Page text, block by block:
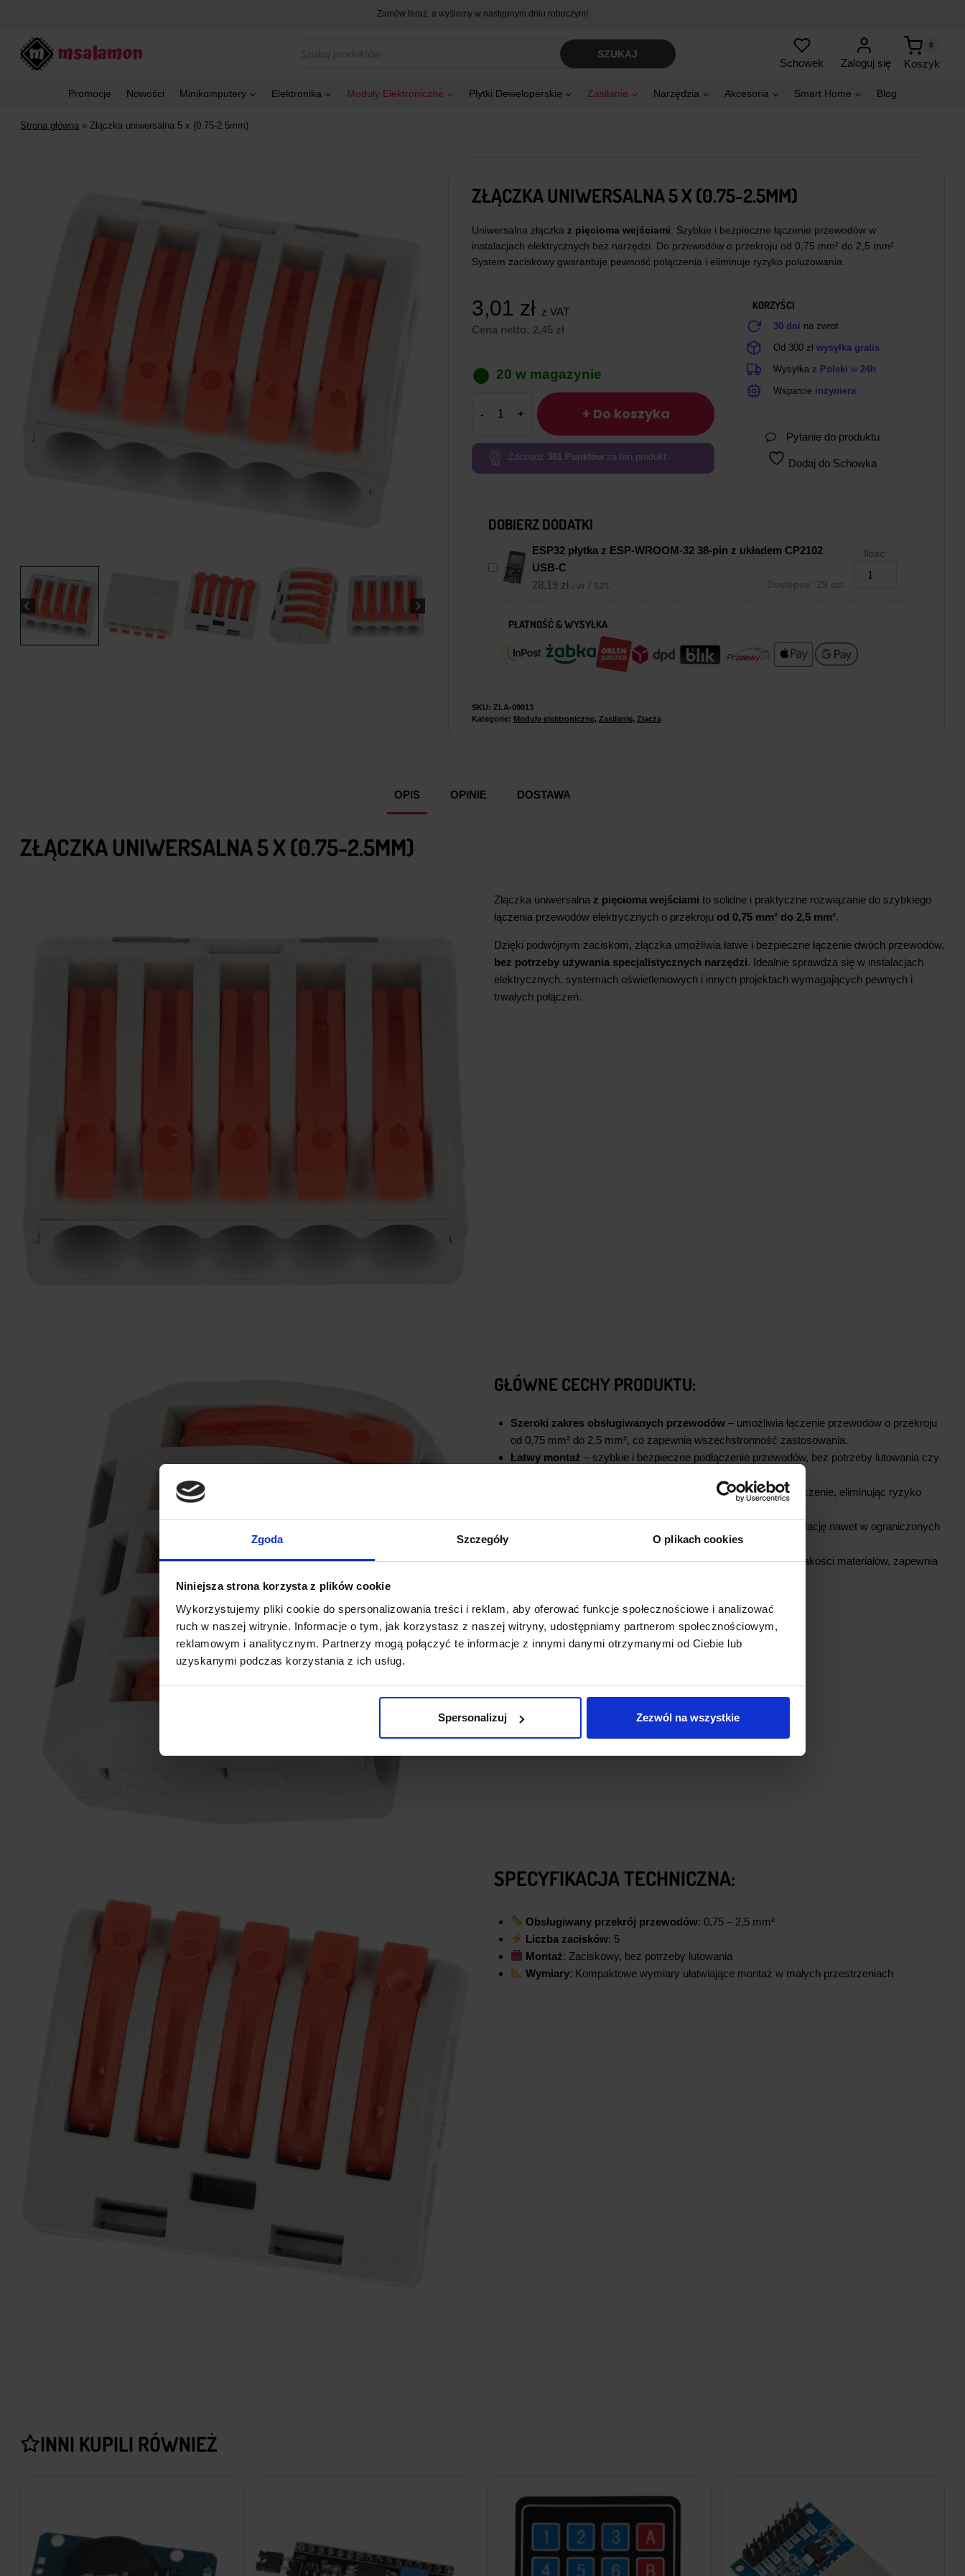
Zgoda Szczegóły O plikach cookies
Niniejsza strona korzysta z plików cookie
Wykorzystujemy pliki cookie do spersonalizowania treści i reklam, aby oferować funkcje społecznościowe i analizować
ruch w naszej witrynie. Informacje o tym, jak korzystasz z naszej witryny, udostępniamy partnerom społecznościowym,
reklamowym i analitycznym. Partnerzy mogą połączyć te informacje z innymi danymi otrzymanymi od Ciebie lub
uzyskanymi podczas korzystania z ich usług.
Spersonalizuj Zezwól na wszystkie
Zamów teraz, a wyślemy w następnym dniu roboczym!
produktów
SZUKAJ
Schowek Zaloguj się Koszyk
0
Promocje Nowości Minikomputery Elektronika Moduły Elektroniczne Płytki Deweloperskie Zasilanie Narzędzia Akcesoria Smart Home Blog
Strona główna » Złączka uniwersalna 5 x (0.75-2.5mm)
ZŁĄCZKA UNIWERSALNA 5 X (0.75-2.5MM)
Uniwersalna złączka z pięcioma wejściami. Szybkie i bezpieczne łączenie przewodów w
instalacjach elektrycznych bez narzędzi. Do przewodów o przekroju od 0,75 mm² do 2,5 mm².
System zaciskowy gwarantuje pewność połączenia i eliminuje ryzyko poluzowania.
3,01 zł z VAT
Cena netto: 2,45 zł
20 w magazynie
Złączka
x
+ Do koszyka
Zdobądź 301Punktówza ten produkt.
KORZYŚCI
30 dni na zwrot
Od 300 złwysyłka gratis
Wysyłka z Polskiw24h
Wsparcie inżyniera
Pytanie do produktu
Dodaj do Schowka
DOBIERZ DODATKI
ESP32 płytka z ESP-WROOM-32 38-pin z układem CP2102
USB-C
28,19 zł z VAT / szt. Dostępne: 29 szt.
Ilość:
PŁATNOŚĆ & WYSYŁKA
SKU: ZLA-00013
Kategorie: Moduły elektroniczne, Zasilanie, Złącza
OPIS OPINIE DOSTAWA
ZŁĄCZKA UNIWERSALNA 5 X (0.75-2.5MM)
Złączka uniwersalna z pięcioma wejściami to solidne i praktyczne rozwiązanie do szybkiego
łączenia przewodów elektrycznych o przekroju od 0,75 mm² do 2,5 mm².
Dzięki podwójnym zaciskom, złączka umożliwia łatwe i bezpieczne łączenie dwóch przewodów,
bez potrzeby używania specjalistycznych narzędzi. Idealnie sprawdza się w instalacjach
elektrycznych, systemach oświetleniowych i innych projektach wymagających pewnych i
trwałych połączeń.
GŁÓWNE CECHY PRODUKTU:
Szeroki zakres obsługiwanych przewodów– umożliwia łączenie przewodów o przekroju
od 0,75 mm² do 2,5 mm², co zapewnia wszechstronność zastosowania.
Łatwy montaż – szybkie i bezpieczne podłączenie przewodów, bez potrzeby lutowania czy
– system zaciskowy gwarantuje pewne połączenie, eliminując ryzyko
– złączka jest mała, co pozwala na instalację nawet w ograniczonych
Odporność na warunki zewnętrzne– wykonana z wysokiej jakości materiałów, zapewnia
SPECYFIKACJA TECHNICZNA:
Obsługiwany przekrój przewodów: 0,75 – 2,5 mm²
Liczba zacisków: 5
Montaż: Zaciskowy, bez potrzeby lutowania
Wymiary: Kompaktowe wymiary ułatwiające montaż w małych przestrzeniach
INNI KUPILI RÓWNIEŻ